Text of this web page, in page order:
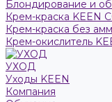
Блондирование и
Крем-краска KEEN
Крем-краска без
Крем-окислитель
УХОД
Уходы KEEN
Компания